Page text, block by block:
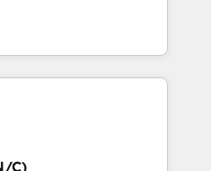
between systems
strategies Time-
to realise their full
HubSpot CRM
covering marketing,
to Enterprise, and have
C)